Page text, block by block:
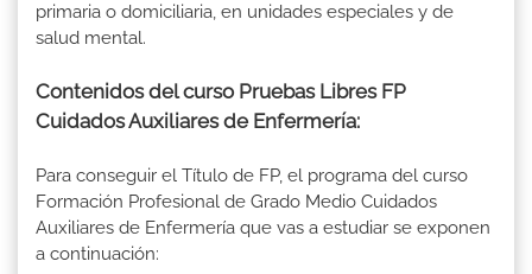
primaria o domiciliaria, en unidades especiales y de
salud mental.
Contenidos del curso Pruebas Libres FP
Cuidados Auxiliares de Enfermería:
Para conseguir el Título de FP, el programa del curso
Formación Profesional de Grado Medio Cuidados
Auxiliares de Enfermería que vas a estudiar se exponen
a continuación: